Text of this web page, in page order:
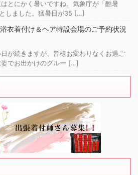
とにかく暑いですね。気象庁が「酷暑
しました。猛暑日が35 […]
衣着付け＆ヘア特設会場のご予約状況
が続きますが、皆様お変わりなくお過ご
でお出かけのグルー […]